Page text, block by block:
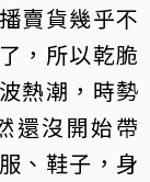
賣貨幾乎不
，所以乾脆
熱潮，時勢
還沒開始帶
、鞋子，身